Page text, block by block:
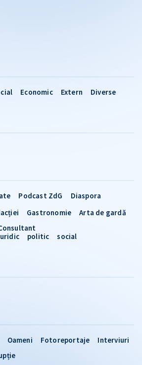
Economic Extern Diverse
Oameni Fotoreportaje
Interviuri
Podcast ZdG
Diaspora
Gastronomie
Arta de gardă
politic social